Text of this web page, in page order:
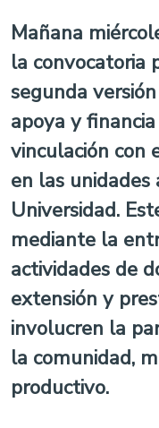
Mañana
la convocatoria
segunda
apoya y
vinculación con
en las unidades
Universidad.
mediante la
actividades de
extensión y
involucren la
la comunidad,
productivo.